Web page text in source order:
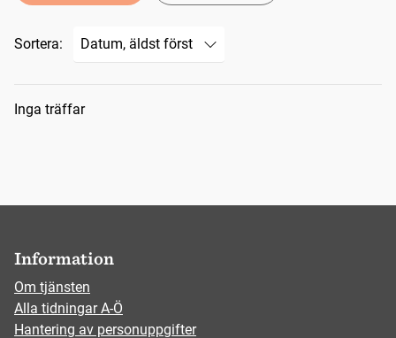
Sortera:
Sökresultat
Inga träffar
Information
Om tjänsten
Alla tidningar A-Ö
Hantering av personuppgifter